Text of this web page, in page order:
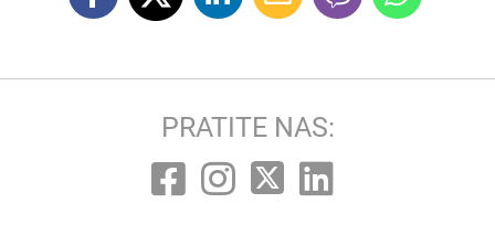
PRATITE NAS: